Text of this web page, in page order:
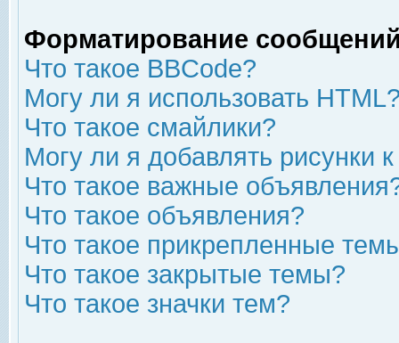
Форматирование
Что такое BBCode?
Могу ли я использовать
Что такое смайлики?
Могу ли я добавлять рисунки
Что такое важные
Что такое объявления?
Что такое прикрепленные
Что такое закрытые темы?
Что такое значки тем?